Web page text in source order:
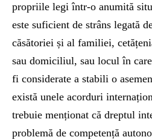
propriile legi într-o anumită
este suficient de strâns legată
căsătoriei și al familiei,
sau domiciliul, sau locul în
fi considerate a stabili o
există unele acorduri
trebuie menționat că dreptul
problemă de competență